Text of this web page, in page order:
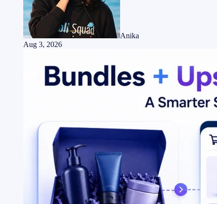
Anika
Aug 3, 2026